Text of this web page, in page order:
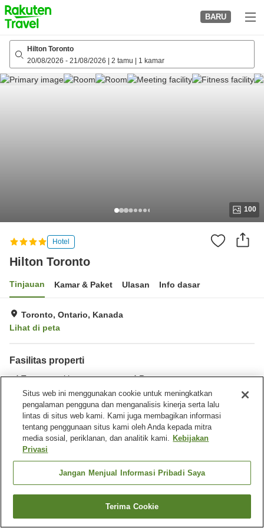
to
top
page
BARU
Hilton Toronto
20/08/2026 - 21/08/2026 2 tamu 1 kamar
100
Hotel
Hilton Toronto
Tinjauan Kamar & Paket Ulasan Info dasar
Toronto, Ontario, Kanada
Lihat di peta
Fasilitas properti
Tempat parkir
Restoran
Bar
Laundry
Beranda Kanada Ontario Toronto Hilton Toronto
Cari kamar
Situs web ini menggunakan cookie untuk meningkatkan
pengalaman pengguna dan menganalisis kinerja serta lalu
lintas di situs web kami. Kami juga membagikan informasi
tentang penggunaan situs kami oleh Anda kepada mitra
media sosial, periklanan, dan analitik kami. Kebijakan
Privasi
Jangan Menjual Informasi Pribadi Saya
Terima Cookie